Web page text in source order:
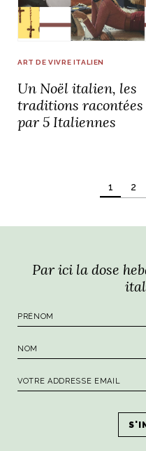
ART DE VIVRE ITALIEN
Un Noël italien, les
traditions racontées
par 5 Italiennes
1 2
Par ici la dose